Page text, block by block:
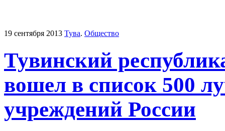
19 сентября 2013 Тува. Общество
Тувинский
вошел в список 500
учреждений России